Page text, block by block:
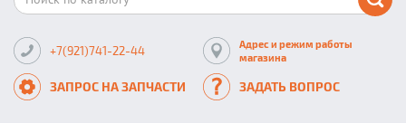
+7(921)741-22-44
Адрес и режим работы
магазина
ЗАПРОС НА ЗАПЧАСТИ ЗАДАТЬ ВОПРОС